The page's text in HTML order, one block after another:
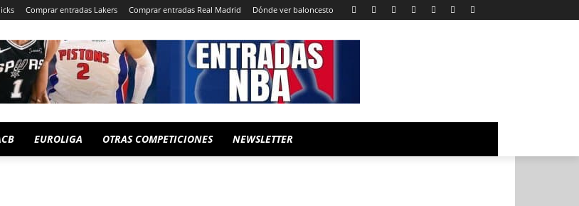
Comprar entradas Lakers Comprar entradas Real Madrid Dónde ver baloncesto
EUROLIGA OTRAS COMPETICIONES NEWSLETTER